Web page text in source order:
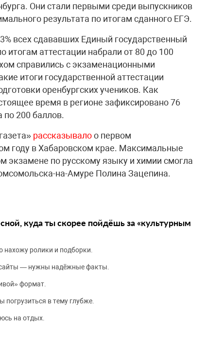
Они стали первыми среди выпускников
результата по итогам сданного ЕГЭ.
всех сдававших Единый государственный
итогам аттестации набрали от 80 до 100
справились с экзаменационными
итоги государственной аттестации
оренбургских учеников. Как
время в регионе зафиксировано 76
по 200 баллов.
рассказывалоо первом
году в Хабаровском крае. Максимальные
экзамене по русскому языку и химии смогла
на-Амуре Полина Зацепина.
куда ты скорее пойдёшь за «культурным
ролики и подборки.
сайты — нужны надёжные факты.
формат.
в тему глубже.
на отдых.